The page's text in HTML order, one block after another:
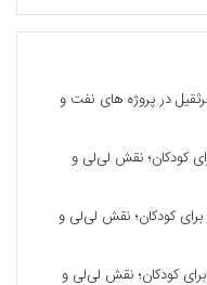
در پروژه های نفت و
کودکان؛ نقش لی‌لی و
کودکان؛ نقش لی‌لی و
کودکان؛ نقش لی‌لی و